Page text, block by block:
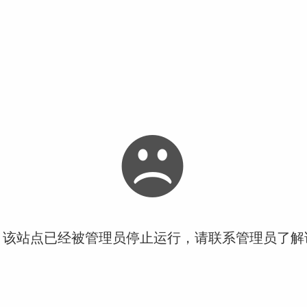
站点已经被管理员停止运行，请联系管理员了